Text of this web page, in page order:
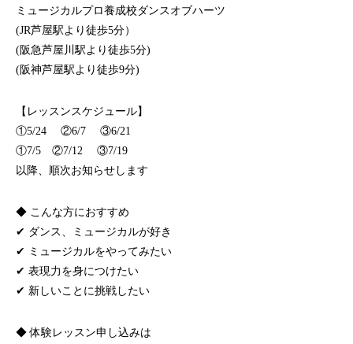
ミュージカルプロ養成校ダンスオブハーツ
(JR芦屋駅より徒歩5分）
(阪急芦屋川駅より徒歩5分)
(阪神芦屋駅より徒歩9分)
【レッスンスケジュール】
①5/24 ②6/7 ③6/21
①7/5 ②7/12 ③7/19
以降、順次お知らせします
◆ こんな方におすすめ
✔ ダンス、ミュージカルが好き
✔ ミュージカルをやってみたい
✔ 表現力を身につけたい
✔ 新しいことに挑戦したい
◆ 体験レッスン申し込みは